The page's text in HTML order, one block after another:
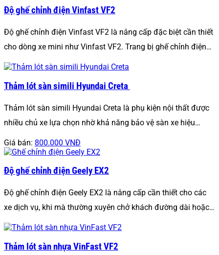
Độ ghế chỉnh điện Vinfast VF2
Độ ghế chỉnh điện Vinfast VF2 là nâng cấp đặc biệt cần thiết
cho dòng xe mini như Vinfast VF2. Trang bị ghế chỉnh điện…
Thảm lót sàn simili Hyundai Creta
Thảm lót sàn simili Hyundai Creta là phụ kiện nội thất được
nhiều chủ xe lựa chọn nhờ khả năng bảo vệ sàn xe hiệu…
Giá bán: 800.000 VNĐ
Độ ghế chỉnh điện Geely EX2
Độ ghế chỉnh điện Geely EX2 là nâng cấp cần thiết cho các
xe dịch vụ, khi mà thường xuyên chở khách đường dài hoặc…
Thảm lót sàn nhựa VinFast VF2